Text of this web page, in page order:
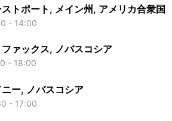
ストポート, メイン州, アメリカ合衆国
- 14:00
ァックス, ノバスコシア
- 18:00
ニー, ノバスコシア
- 17:00